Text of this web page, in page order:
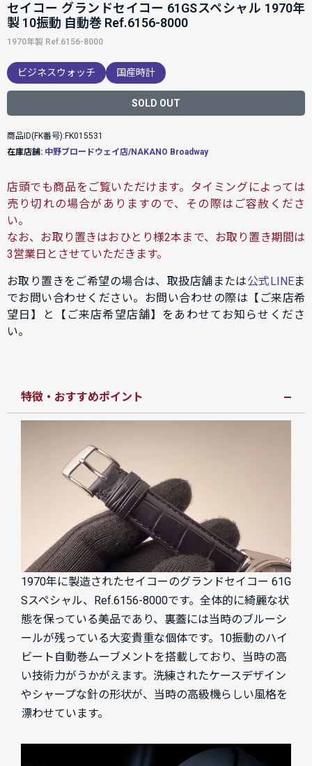
セイコー グランドセイコー 61GSスペシャル 1970年
製 10振動 自動巻 Ref.6156-8000
1970年製 Ref.6156-8000
ビジネスウォッチ 国産時計
SOLD OUT
商品ID(FK番号):FK015531
在庫店舗: 中野ブロードウェイ店/NAKANO Broadway
店頭でも商品をご覧いただけます。タイミングによっては
売り切れの場合がありますので、その際はご容赦くださ
い。
なお、お取り置きはおひとり様2本まで、お取り置き期間は
3営業日とさせていただきます。
お取り置きをご希望の場合は、取扱店舗または公式LINEま
でお問い合わせください。お問い合わせの際は【ご来店希
望日】と【ご来店希望店舗】をあわせてお知らせくださ
い。
特徴・おすすめポイント
1970年に製造されたセイコーのグランドセイコー 61G
Sスペシャル、Ref.6156-8000です。全体的に綺麗な状
態を保っている美品であり、裏蓋には当時のブルーシ
ールが残っている大変貴重な個体です。10振動のハイ
ビート自動巻ムーブメントを搭載しており、当時の高
い技術力がうかがえます。洗練されたケースデザイン
やシャープな針の形状が、当時の高級機らしい風格を
漂わせています。